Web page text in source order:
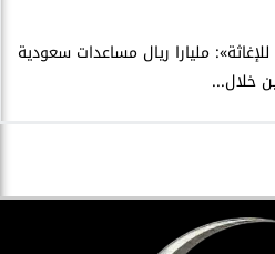
مليارا ريال مساعدات سعودية
خلال...